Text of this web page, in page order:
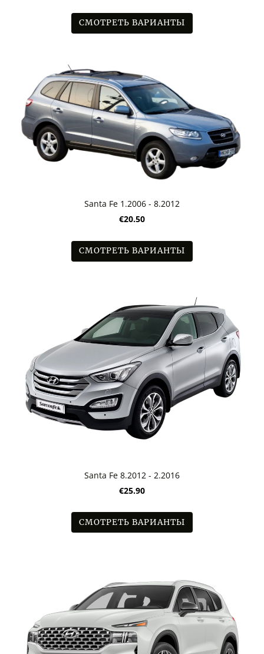
СМОТРЕТЬ ВАРИАНТЫ
Santa Fe 1.2006 - 8.2012
€20.50
СМОТРЕТЬ ВАРИАНТЫ
Santa Fe 8.2012 - 2.2016
€25.90
СМОТРЕТЬ ВАРИАНТЫ